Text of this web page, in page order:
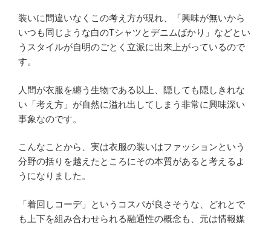
装いに間違いなくこの考え方が現れ、「興味が無いから
いつも同じような白のTシャツとデニムばかり」などとい
うスタイルが自明のごとく立派に出来上がっているので
す。
人間が衣服を纏う生物である以上、隠しても隠しきれな
い「考え方」が自然に溢れ出してしまう非常に興味深い
事象なのです。
こんなことから、実は衣服の装いはファッションという
分野の括りを越えたところにその本質があると考えるよ
うになりました。
「着回しコーデ」というコスパが良さそうな、どれとで
も上下を組み合わせられる融通性の概念も、元は情報媒